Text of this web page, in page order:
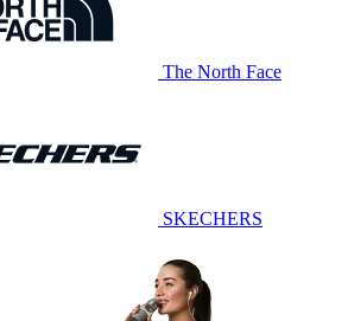
The North Face
SKECHERS